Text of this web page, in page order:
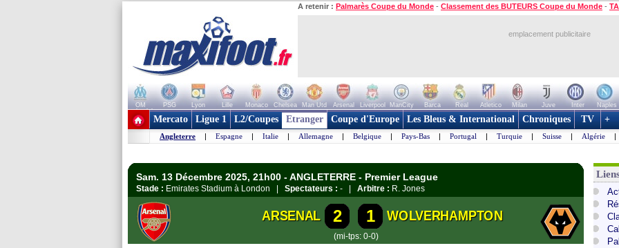
A retenir : Palmarès Coupe du Monde - Classement des BUTEURS Coupe du Monde -
emplacement publicitaire
OM PSG Lyon Lille Monaco Chelsea Man Utd Arsenal Liverpool ManCity Barca Real Atletico Milan Juve Inter Naples
+ de clubs
Mercato Ligue 1 L2/Coupes Etranger Coupe d'Europe Les Bleus & International Chroniques TV +
Angleterre | Espagne | Italie | Allemagne | Belgique | Pays-Bas | Portugal | Turquie | Suisse | Algérie |
Sam. 13 Décembre 2025, 21h00 - ANGLETERRE - Premier League
Stade : Emirates Stadium à London | Spectateurs : - | Arbitre : R. Jones
ARSENAL 2 1 WOLVERHAMPTON
(mi-tps: 0-0)